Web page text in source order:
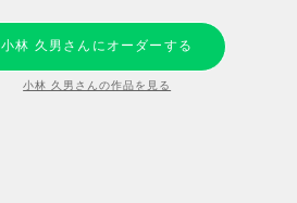
小林 久男さんにオーダーする
小林 久男さんの作品を見る